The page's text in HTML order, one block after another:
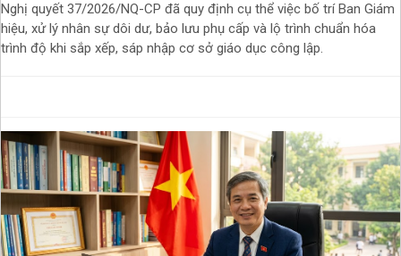
Nghị quyết 37/2026/NQ-CP đã quy định cụ thể việc bố trí Ban Giám
hiệu, xử lý nhân sự dôi dư, bảo lưu phụ cấp và lộ trình chuẩn hóa
trình độ khi sắp xếp, sáp nhập cơ sở giáo dục công lập.